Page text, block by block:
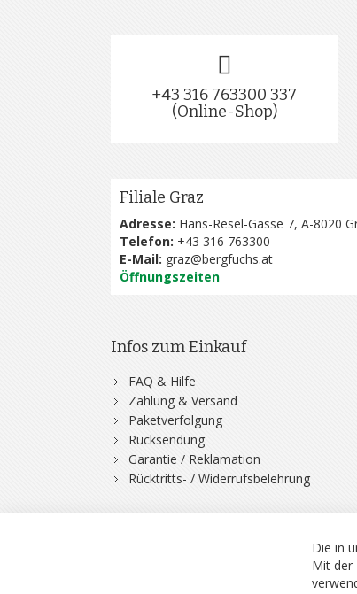
+43 316 763300 337
(Online-Shop)
Filiale Graz
Adresse: Hans-Resel-Gasse 7, A-8020
Telefon: +43 316 763300
E-Mail: graz@bergfuchs.at
Öffnungszeiten
Infos zum Einkauf
FAQ & Hilfe
Zahlung & Versand
Paketverfolgung
Rücksendung
Garantie / Reklamation
Rücktritts- / Widerrufsbelehrung
Die in
Mit der